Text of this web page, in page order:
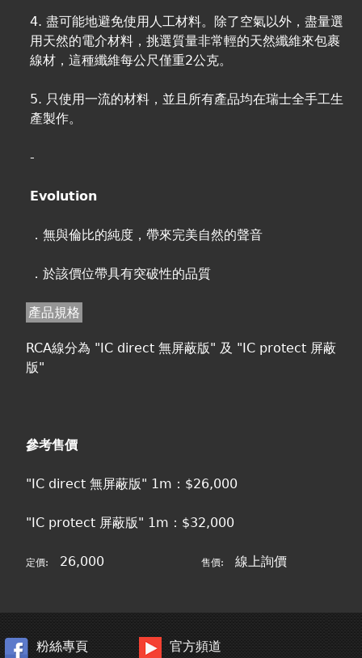
4. 盡可能地避免使用人工材料。除了空氣以外，盡量選
用天然的電介材料，挑選質量非常輕的天然纖維來包裹
線材，這種纖維每公尺僅重2公克。
5. 只使用一流的材料，並且所有產品均在瑞士全手工生
產製作。
-
Evolution
．無與倫比的純度，帶來完美自然的聲音
．於該價位帶具有突破性的品質
產品規格
RCA線分為 "IC direct 無屏蔽版" 及 "IC protect 屏蔽
版"
參考售價
"IC direct 無屏蔽版" 1m：$26,000
"IC protect 屏蔽版" 1m：$32,000
定價: 26,000 售價: 線上詢價
粉絲專頁 官方頻道